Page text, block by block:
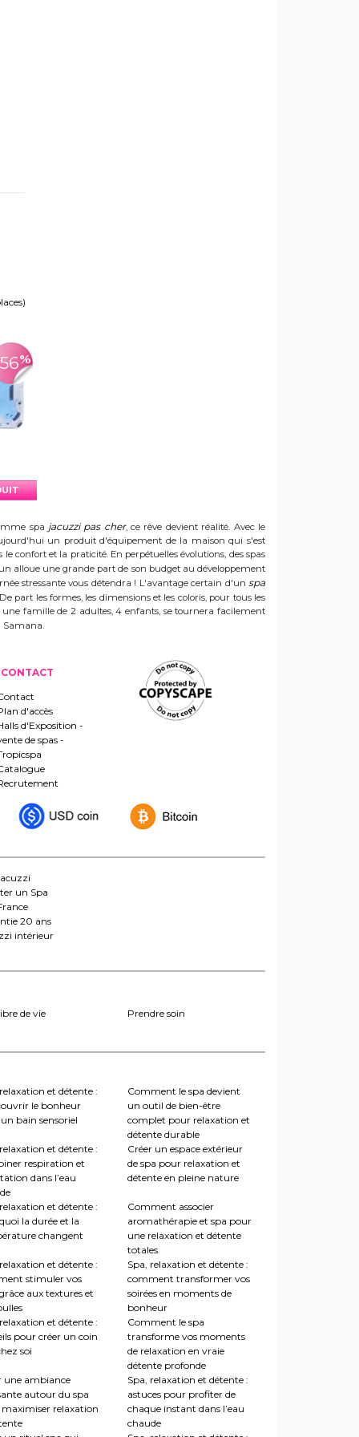
%
spa jacuzzi pas cher, ce rêve devient réalité. Avec le
un produit d'équipement de la maison qui s'est
confort et la praticité. En perpétuelles évolutions, des spas
alloue une grande part de son budget au développement
stressante vous détendra ! L'avantage certain d'un spa
part les formes, les dimensions et les coloris, pour tous les
une famille de 2 adultes, 4 enfants, se tournera facilement
Samana.
CONTACT
d'accès
d'Exposition -
de spas -
un Spa
20 ans
intérieur
de vie
Prendre soin
et détente :
le bonheur
bain sensoriel
Comment le spa devient
un outil de bien-être
complet pour relaxation et
détente durable
et détente :
respiration et
dans l’eau
Créer un espace extérieur
de spa pour relaxation et
détente en pleine nature
et détente :
la durée et la
changent
Comment associer
aromathérapie et spa pour
une relaxation et détente
totales
et détente :
stimuler vos
aux textures et
Spa, relaxation et détente :
comment transformer vos
soirées en moments de
bonheur
et détente :
pour créer un coin
soi
Comment le spa
transforme vos moments
de relaxation en vraie
détente profonde
une ambiance
autour du spa
relaxation
Spa, relaxation et détente :
astuces pour profiter de
chaque instant dans l’eau
chaude